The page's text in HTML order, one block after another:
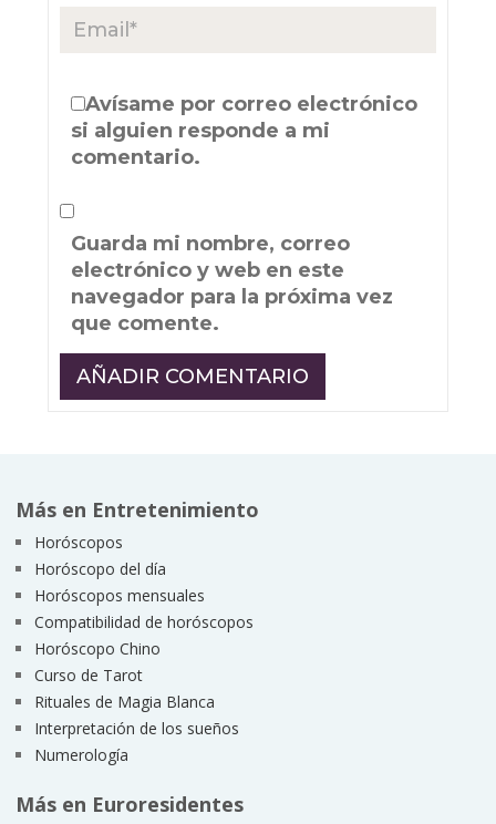
Avísame por correo electrónico
si alguien responde a mi
comentario.
Guarda mi nombre, correo
electrónico y web en este
navegador para la próxima vez
que comente.
Más en Entretenimiento
Horóscopos
Horóscopo del día
Horóscopos mensuales
Compatibilidad de horóscopos
Horóscopo Chino
Curso de Tarot
Rituales de Magia Blanca
Interpretación de los sueños
Numerología
Más en Euroresidentes